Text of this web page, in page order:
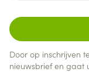
Door op inschrijven
nieuwsbrief en gaat